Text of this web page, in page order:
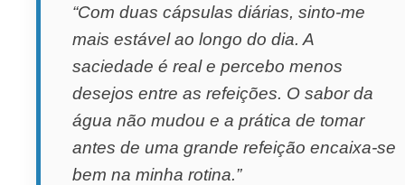
“Com duas cápsulas diárias, sinto-me
mais estável ao longo do dia. A
saciedade é real e percebo menos
desejos entre as refeições. O sabor da
água não mudou e a prática de tomar
antes de uma grande refeição encaixa-se
bem na minha rotina.”